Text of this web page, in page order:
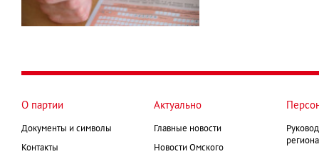
О партии
Документы и символы
Контакты
Актуально
Главные новости
Новости Омского